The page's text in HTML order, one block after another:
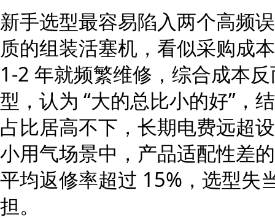
新手选型最容易陷入两个高频
质的组装活塞机，看似采购成
1-2 年就频繁维修，综合成本
型，认为 “大的总比小的好”，
占比居高不下，长期电费远超
小用气场景中，产品适配性差
平均返修率超过 15%，选型失
担。